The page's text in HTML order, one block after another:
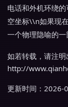
电话和外机环绕
空坐标\\n如果现
一个物理隐喻的
如若转载，请注明
http://
更新时间：2026-